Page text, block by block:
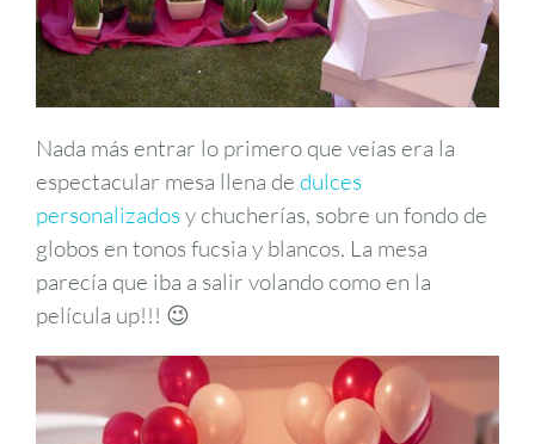
Nada más entrar lo primero que veías era la
espectacular mesa llena de dulces
personalizados y chucherías, sobre un fondo de
globos en tonos fucsia y blancos. La mesa
parecía que iba a salir volando como en la
película up!!! 😉